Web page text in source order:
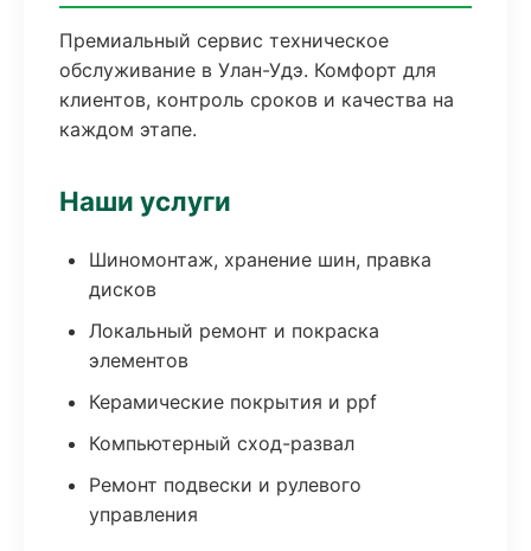
Премиальный сервис техническое
обслуживание в Улан-Удэ. Комфорт для
клиентов, контроль сроков и качества на
каждом этапе.
Наши услуги
Шиномонтаж, хранение шин, правка
дисков
Локальный ремонт и покраска
элементов
Керамические покрытия и ppf
Компьютерный сход-развал
Ремонт подвески и рулевого
управления